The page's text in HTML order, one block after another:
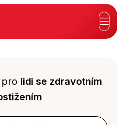
pro lidi se zdravotním